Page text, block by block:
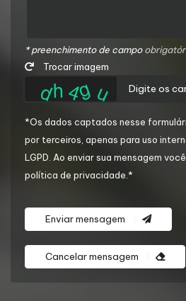
* preenchimento de campo
Trocar imagem
*Os dados captados nesse
por terceiros, apenas para uso
LGPD. Ao enviar sua mensagem
política de privacidade.*
Enviar mensagem
Cancelar mensagem